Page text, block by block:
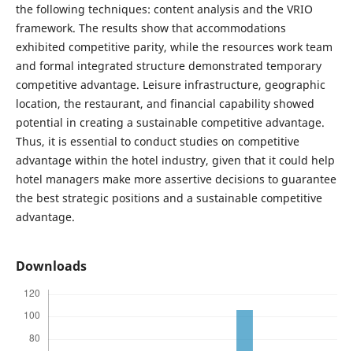
the following techniques: content analysis and the VRIO
framework. The results show that accommodations
exhibited competitive parity, while the resources work team
and formal integrated structure demonstrated temporary
competitive advantage. Leisure infrastructure, geographic
location, the restaurant, and financial capability showed
potential in creating a sustainable competitive advantage.
Thus, it is essential to conduct studies on competitive
advantage within the hotel industry, given that it could help
hotel managers make more assertive decisions to guarantee
the best strategic positions and a sustainable competitive
advantage.
Downloads